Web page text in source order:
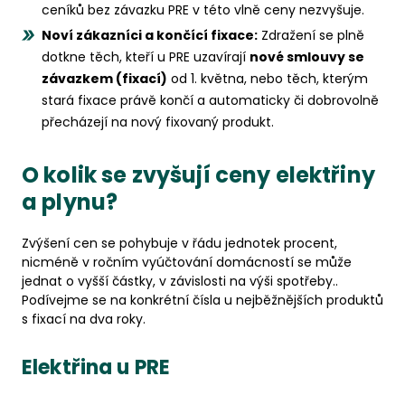
ceníků bez závazku PRE v této vlně ceny nezvyšuje.
Noví zákazníci a končící fixace: Zdražení se plně
dotkne těch, kteří u PRE uzavírají nové smlouvy se
závazkem (fixací) od 1. května, nebo těch, kterým
stará fixace právě končí a automaticky či dobrovolně
přecházejí na nový fixovaný produkt.
O kolik se zvyšují ceny elektřiny
a plynu?
Zvýšení cen se pohybuje v řádu jednotek procent,
nicméně v ročním vyúčtování domácností se může
jednat o vyšší částky, v závislosti na výši spotřeby..
Podívejme se na konkrétní čísla u nejběžnějších produktů
s fixací na dva roky.
Elektřina u PRE